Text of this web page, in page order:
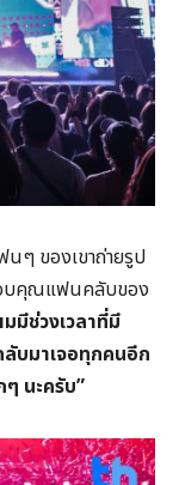
ๆ ของเขาถ่ายรูป
อบคุณแฟนคลับของ
มีช่วงเวลาที่มี
บมาเจอทุกคนอีก
นะครับ”